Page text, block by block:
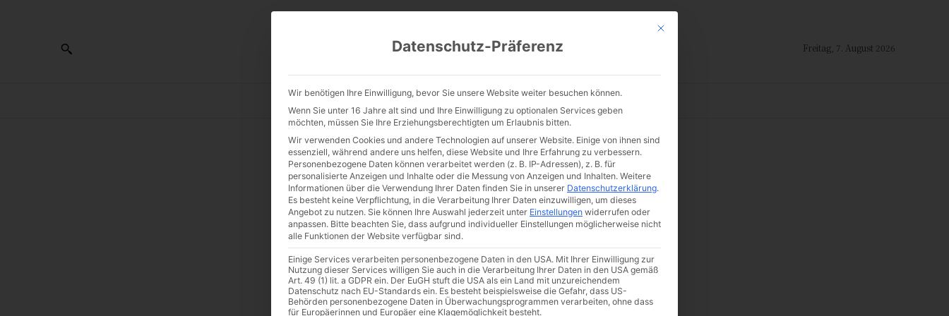
CATHWALK.DE Freitag, 7. August 2026
ALTE MESSE GLAUBE KULTUR FRÖMMIGKEIT TRADITION
Die Adenauer-Ära in
Kino und Fernsehen
Mit diesem Button wird der Dialog geschlossen. Seine Funktionalität ist
Datenschutz-Präferenz
Wir benötigen Ihre Einwilligung, bevor Sie unsere Website weiter besuchen können.
Wenn Sie unter 16 Jahre alt sind und Ihre Einwilligung zu optionalen Services geben
möchten, müssen Sie Ihre Erziehungsberechtigten um Erlaubnis bitten.
Wir verwenden Cookies und andere Technologien auf unserer Website. Einige von ihnen sind
essenziell, während andere uns helfen, diese Website und Ihre Erfahrung zu verbessern.
Personenbezogene Daten können verarbeitet werden (z. B. IP-Adressen), z. B. für
personalisierte Anzeigen und Inhalte oder die Messung von Anzeigen und Inhalten. Weitere
Informationen über die Verwendung Ihrer Daten finden Sie in unserer Datenschutzerklärung.
Es besteht keine Verpflichtung, in die Verarbeitung Ihrer Daten einzuwilligen, um dieses
Angebot zu nutzen. Sie können Ihre Auswahl jederzeit unter Einstellungen widerrufen oder
anpassen. Bitte beachten Sie, dass aufgrund individueller Einstellungen möglicherweise nicht
alle Funktionen der Website verfügbar sind.
Einige Services verarbeiten personenbezogene Daten in den USA. Mit Ihrer Einwilligung zur
Nutzung dieser Services willigen Sie auch in die Verarbeitung Ihrer Daten in den USA gemäß
Art. 49 (1) lit. a GDPR ein. Der EuGH stuft die USA als ein Land mit unzureichendem
Datenschutz nach EU-Standards ein. Es besteht beispielsweise die Gefahr, dass US-
Behörden personenbezogene Daten in Überwachungsprogrammen verarbeiten, ohne dass
für Europäerinnen und Europäer eine Klagemöglichkeit besteht.